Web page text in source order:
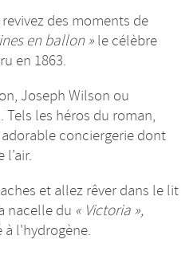
des moments de
en ballon »le célèbre
en 1863.
Joseph Wilson ou
Tels les héros du roman,
conciergerie dont
et allez rêver dans le lit
nacelle du « Victoria »,
à l'hydrogène.